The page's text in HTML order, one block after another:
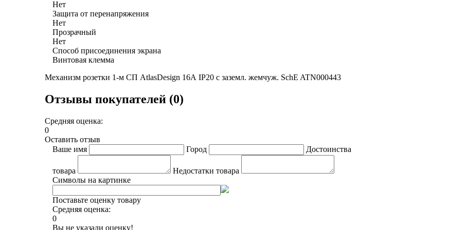
Нет
Защита от перенапряжения
Нет
Прозрачный
Нет
Способ присоединения экрана
Винтовая клемма
Механизм розетки 1-м СП AtlasDesign 16А IP20 с заземл. жемчуж. SchE ATN000443
Отзывы покупателей (0)
Средняя оценка:
0
Оставить отзыв
Ваше имя
Город Достоинства
товара
Недостатки товара
Символы на картинке
Поставьте оценку товару
Средняя оценка:
0
Вы не указали оценку!